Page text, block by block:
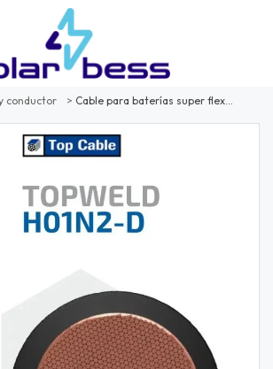
conductor Cable para baterías super flexible 25mm